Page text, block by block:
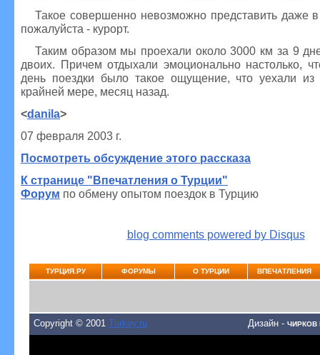
Такое совершенно невозможно представить даже
пожалуйста - курорт.
Таким образом мы проехали около 3000 км за 9
двоих. Причем отдыхали эмоционально настолько,
день поездки было такое ощущение, что уехали
крайней мере, месяц назад.
<danila>
07 февраля 2003 г.
Посмотреть обсуждение этого рассказа
К странице "Впечатления о Турции"
Форум по обмену опытом поездок в Турцию
blog comments powered by Disqus
ТУРЦИЯ.РУ ФОРУМЫ О ТУРЦИИ ВПЕЧАТЛЕНИЯ
Copyright © 2001 Turkey.ru Дизайн - ЧИРКОВ